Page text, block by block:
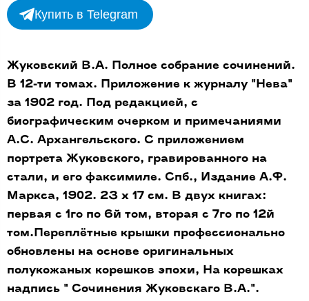
Купить в Telegram
Жуковский В.А. Полное собрание сочинений.
В 12-ти томах. Приложение к журналу "Нева"
за 1902 год. Под редакцией, с
биографическим очерком и примечаниями
А.С. Архангельского. С приложением
портрета Жуковского, гравированного на
стали, и его факсимиле. Спб., Издание А.Ф.
Маркса, 1902. 23 х 17 см. В двух книгах:
первая с 1го по 6й том, вторая с 7го по 12й
том.Переплётные крышки профессионально
обновлены на основе оригинальных
полукожаных корешков эпохи, На корешках
надпись " Сочинения Жуковскаго В.А.".